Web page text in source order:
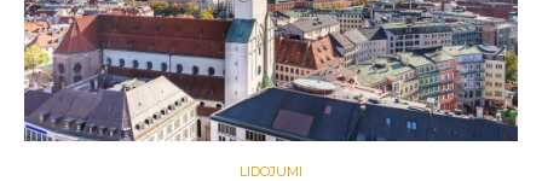
LIDOJUMI